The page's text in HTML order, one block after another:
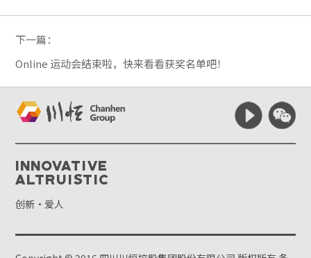
下一篇：
Online 运动会结束啦，快来看看获奖名单吧！
Innovative
Altruistic
创新·爱人